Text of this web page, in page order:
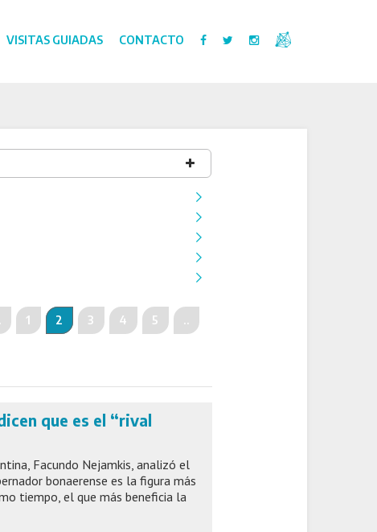
VISITAS GUIADAS CONTACTO
1 2 3 4 5 ..
que es el “rival
Facundo Nejamkis, analizó el
bonaerense es la figura más
tiempo, el que más beneficia la